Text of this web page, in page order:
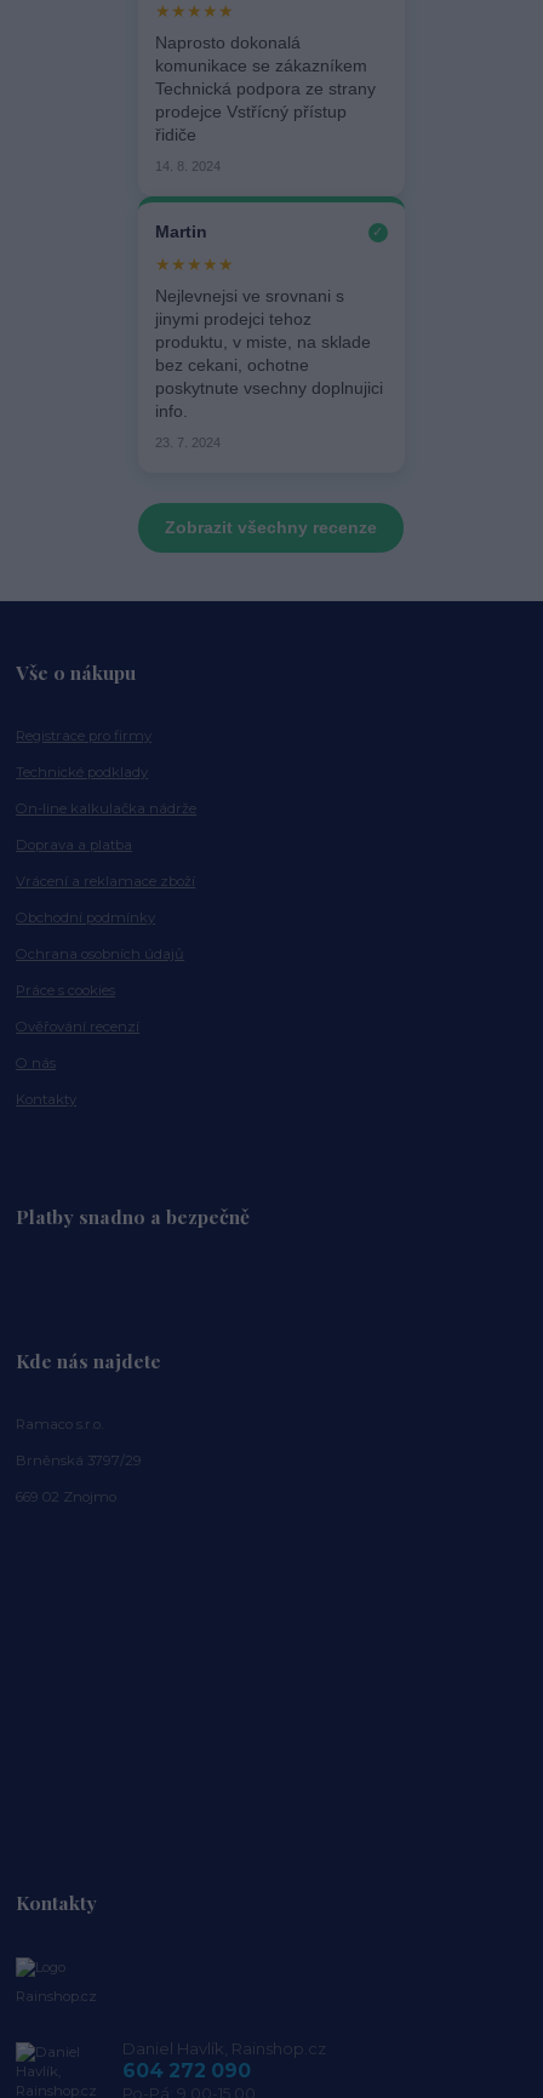
★★★★★
Naprosto dokonalá
komunikace se zákazníkem
Technická podpora ze strany
prodejce Vstřícný přístup
řidiče
14. 8. 2024
Martin ✓
★★★★★
Nejlevnejsi ve srovnani s
jinymi prodejci tehoz
produktu, v miste, na sklade
bez cekani, ochotne
poskytnute vsechny doplnujici
info.
23. 7. 2024
Zobrazit všechny recenze
Vše o nákupu
Registrace pro firmy
Technické podklady
On-line kalkulačka nádrže
Doprava a platba
Vrácení a reklamace zboží
Obchodní podmínky
Ochrana osobních údajů
Práce s cookies
Ověřování recenzí
O nás
Kontakty
Platby snadno a bezpečně
Kde nás najdete
Ramaco s.r.o.
Brněnská 3797/29
669 02 Znojmo
Kontakty
Rainshop.cz
Daniel Havlík, Rainshop.cz
604 272 090
Po-Pá: 9.00-15.00